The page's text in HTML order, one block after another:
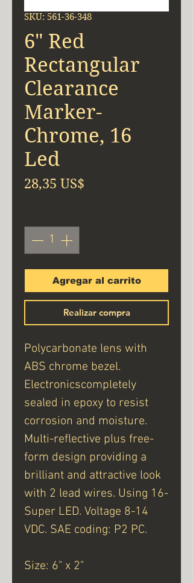
SKU: 561-36-348
6" Red
Rectangular
Clearance
Marker-
Chrome, 16
Led
28,35 US$
Agregar al carrito
Realizar compra
Polycarbonate lens with
ABS chrome bezel.
Electronicscompletely
sealed in epoxy to resist
corrosion and moisture.
Multi-reflective plus free-
form design providing a
brilliant and attractive look
with 2 lead wires. Using 16-
Super LED. Voltage 8-14
VDC. SAE coding: P2 PC.
Size: 6" x 2"